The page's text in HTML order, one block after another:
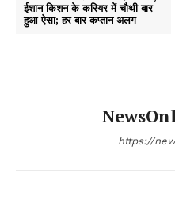
ईशान किशन के करियर में चौथी बार
हुआ ऐसा; हर बार कप्तान अलग
https://